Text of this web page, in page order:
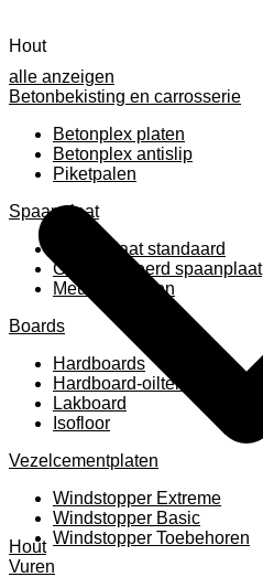
alle anzeigen
Betonbekisting en carrosserie
Betonplex platen
Betonplex antislip
Piketpalen
Spaanplaat
Spaanplaat standaard
Geplastificeerd spaanplaat
Meubelpanelen
Boards
Hardboards
Hardboard-oiltemperated
Lakboard
Isofloor
Vezelcementplaten
Windstopper Extreme
Windstopper Basic
Windstopper Toebehoren
Hout
Hout
Vuren